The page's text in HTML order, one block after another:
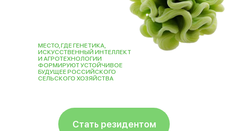
МЕСТО, ГДЕ ГЕНЕТИКА,
ИСКУССТВЕННЫЙ ИНТЕЛЛЕКТ
И АГРОТЕХНОЛОГИИ
ФОРМИРУЮТ УСТОЙЧИВОЕ
БУДУЩЕЕ РОССИЙСКОГО
СЕЛЬСКОГО ХОЗЯЙСТВА
Стать резидентом